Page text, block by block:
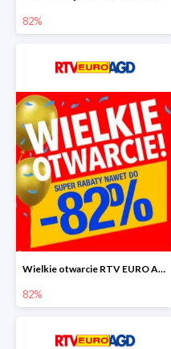
82%
Wielkie otwarcie RTV EURO AGD - rabaty do -82%
82%